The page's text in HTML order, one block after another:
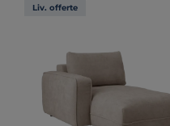
Liv. offerte